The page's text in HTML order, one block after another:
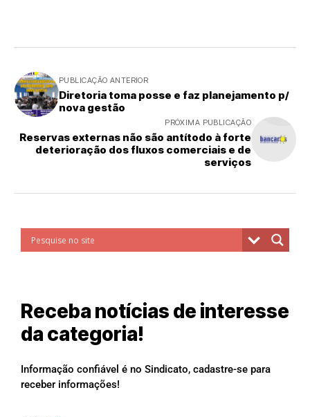
PUBLICAÇÃO ANTERIOR
Diretoria toma posse e faz planejamento p/
nova gestão
PRÓXIMA PUBLICAÇÃO
Reservas externas não são antítodo à forte
deterioração dos fluxos comerciais e de
serviços
Receba notícias de interesse
da categoria!
Informação confiável é no Sindicato, cadastre-se para
receber informações!